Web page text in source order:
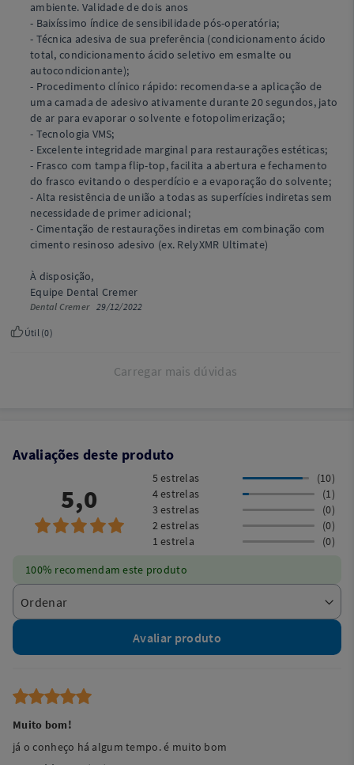
ambiente. Validade de dois anos
- Baixíssimo índice de sensibilidade pós-operatória;
- Técnica adesiva de sua preferência (condicionamento ácido
total, condicionamento ácido seletivo em esmalte ou
autocondicionante);
- Procedimento clínico rápido: recomenda-se a aplicação de
uma camada de adesivo ativamente durante 20 segundos, jato
de ar para evaporar o solvente e fotopolimerização;
- Tecnologia VMS;
- Excelente integridade marginal para restaurações estéticas;
- Frasco com tampa flip-top, facilita a abertura e fechamento
do frasco evitando o desperdício e a evaporação do solvente;
- Alta resistência de união a todas as superfícies indiretas sem
necessidade de primer adicional;
- Cimentação de restaurações indiretas em combinação com
cimento resinoso adesivo (ex. RelyXMR Ultimate)
À disposição,
Equipe Dental Cremer
Dental Cremer29/12/2022
Útil (0)
Carregar mais dúvidas
Avaliações deste produto
5,0
5 estrelas
(10)
4 estrelas
(1)
3 estrelas
(0)
2 estrelas
(0)
1 estrela
(0)
100% recomendam este produto
Avaliar produto
Muito bom!
já o conheço há algum tempo. é muito bom